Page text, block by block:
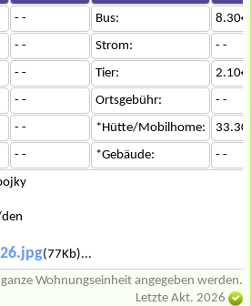
- - Bus:
- - Strom:
- -
- - Tier:
- - Ortsgebühr:
- -
- - *Hütte/Mobilhome:
- - *Gebäude:
- -
(77Kb)...
Wohnungseinheit angegeben werden.
Letzte Akt. 2026